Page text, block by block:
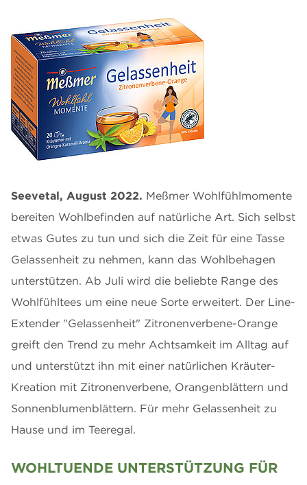
Seevetal, August 2022. Meßmer Wohlfühlmomente
bereiten Wohlbefinden auf natürliche Art. Sich selbst
etwas Gutes zu tun und sich die Zeit für eine Tasse
Gelassenheit zu nehmen, kann das Wohlbehagen
unterstützen. Ab Juli wird die beliebte Range des
Wohlfühltees um eine neue Sorte erweitert. Der Line-
Extender "Gelassenheit" Zitronenverbene-Orange
greift den Trend zu mehr Achtsamkeit im Alltag auf
und unterstützt ihn mit einer natürlichen Kräuter-
Kreation mit Zitronenverbene, Orangenblättern und
Sonnenblumenblättern. Für mehr Gelassenheit zu
Hause und im Teeregal.
WOHLTUENDE UNTERSTÜTZUNG FÜR